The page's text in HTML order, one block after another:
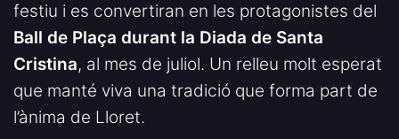
festiu i es convertiran en les protagonistes del
Ball de Plaça durant la Diada de Santa
Cristina, al mes de juliol. Un relleu molt esperat
que manté viva una tradició que forma part de
l’ànima de Lloret.